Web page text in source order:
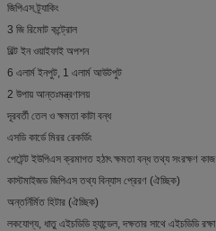
জিপিএস ট্র্যাকিং
3 জি রিমোট কন্ট্রোল
বিল্ট ইন ওয়াইফাই অপশন
6 এলার্ম ইনপুট, 1 এলার্ম আউটপুট
2 উপায় আন্তঃমন্ত্রণালয়
দূরবর্তী তেল ও ক্ষমতা কাটা বন্ধ
এসডি কার্ডে মিরর রেকর্ডিং
পেটেন্ট ইউপিএস ক্রমাগত হঠাৎ ক্ষমতা বন্ধ তথ্য সংরক্ষণ কাজ
কাস্টমাইজড জিপিএস তথ্য বিন্যাস প্রেরণ (ঐচ্ছিক)
অন্তর্নির্মিত হিটার (ঐচ্ছিক)
লকযোগ্য, ধাতু এইচডিডি হ্যান্ডেল, দক্ষতার সাথে এইচডিডি রক্ষা